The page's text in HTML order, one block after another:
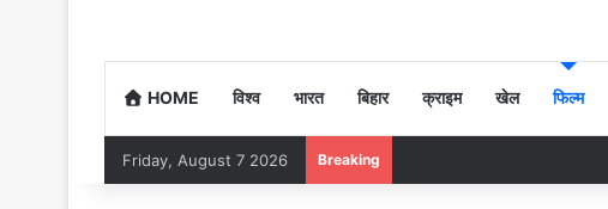
HOME विश्व भारत बिहार क्राइम खेल फिल्म
Friday, August 7 2026 Breaking